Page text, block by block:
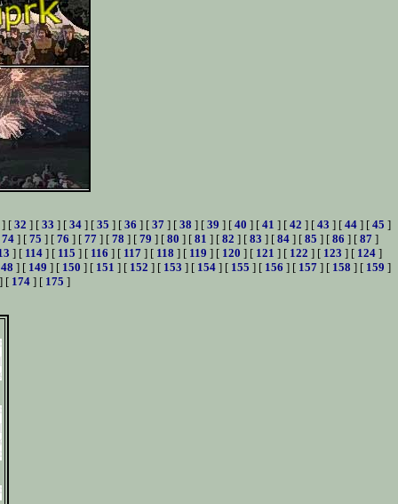
] [ 32 ] [ 33 ] [ 34 ] [ 35 ] [ 36 ] [ 37 ] [ 38 ] [ 39 ] [ 40 ] [ 41 ] [ 42 ] [ 43 ] [ 44 ] [ 45 ]
74] [ 75 ] [ 76 ] [ 77] [ 78 ] [ 79 ] [ 80 ] [ 81 ] [ 82 ] [ 83 ] [ 84] [ 85 ] [ 86 ] [ 87]
] [ 114 ] [ 115 ] [ 116 ] [ 117 ] [ 118 ] [ 119 ] [ 120 ] [ 121 ] [ 122 ] [ 123 ] [ 124 ]
] [ 149 ] [ 150 ] [ 151 ] [ 152 ] [ 153 ] [ 154] [ 155 ] [ 156 ] [ 157] [ 158 ] [ 159 ]
[ 174] [ 175 ]